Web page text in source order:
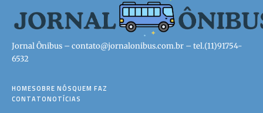
Jornal Ônibus – contato@jornalonibus.com.br – tel.(11)91754-
6532
HOMESOBRE NÓSQUEM FAZ
CONTATONOTÍCIAS